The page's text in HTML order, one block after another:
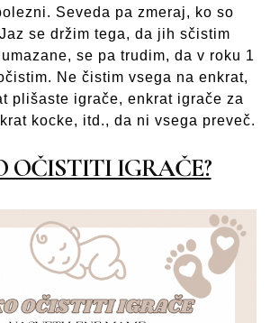
Seveda pa zmeraj, ko so
se držim tega, da jih sčistim
se pa trudim, da v roku 1
Ne čistim vsega na enkrat,
plišaste igrače, enkrat igrače za
kocke, itd., da ni vsega preveč.
OČISTITI IGRAČE?